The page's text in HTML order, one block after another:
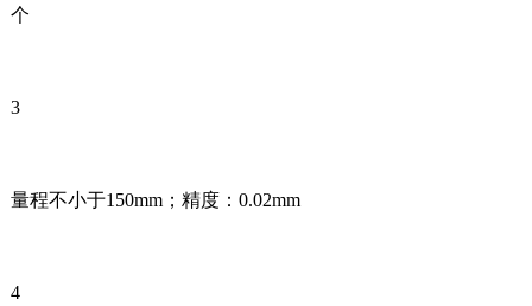
个
3
量程不小于150mm；精度：0.02mm
4